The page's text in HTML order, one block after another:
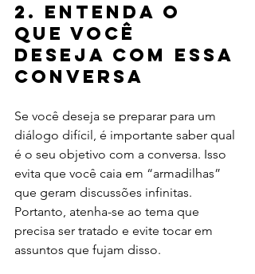
2. Entenda o
que você
deseja com essa
conversa
Se você deseja se preparar para um
diálogo difícil, é importante saber qual
é o seu objetivo com a conversa. Isso
evita que você caia em “armadilhas”
que geram discussões infinitas.
Portanto, atenha-se ao tema que
precisa ser tratado e evite tocar em
assuntos que fujam disso.